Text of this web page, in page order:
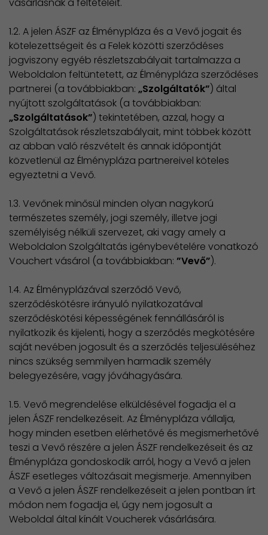
1.2. A jelen ÁSZF az Élménypláza és a Vevő jogait és
kötelezettségeit és a Felek közötti szerződéses
jogviszony egyéb részletszabályait tartalmazza a
Weboldalon feltüntetett, az Élménypláza szerződéses
partnerei (a továbbiakban: „Szolgáltatók”) által
nyújtott szolgáltatások (a továbbiakban:
„Szolgáltatások”) tekintetében, azzal, hogy a
Szolgáltatások részletszabályait, mint többek között
az abban való részvételt és annak időpontját
közvetlenül az Élménypláza partnereivel köteles
egyeztetni a Vevő.
1.3. Vevőnek minősül minden olyan nagykorú
természetes személy, jogi személy, illetve jogi
személyiség nélküli szervezet, aki vagy amely a
Weboldalon Szolgáltatás igénybevételére vonatkozó
Vouchert vásárol (a továbbiakban: ”Vevő”).
1.4. Az Élményplázával szerződő Vevő,
szerződéskötésre irányuló nyilatkozatával
szerződéskötési képességének fennállásáról is
nyilatkozik és kijelenti, hogy a szerződés megkötésére
saját nevében jogosult és a szerződés teljesüléséhez
nincs szükség semmilyen harmadik személy
belegyezésére, vagy jóváhagyására.
​1.5. Vevő megrendelése elküldésével fogadja el a
jelen ÁSZF rendelkezéseit. Az Élménypláza vállalja,
hogy minden esetben elérhetővé és megismerhetővé
teszi a Vevő részére a jelen ÁSZF rendelkezéseit és az
Élménypláza gondoskodik arról, hogy a Vevő a jelen
ÁSZF esetleges változásait megismerje. Amennyiben
a Vevő a jelen ÁSZF rendelkezéseit a jelen pontban írt
módon nem fogadja el, úgy nem jogosult a
Weboldal által kínált Voucherek vásárlására.